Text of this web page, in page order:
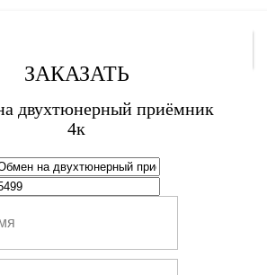
ЗАКАЗАТЬ
двухтюнерный приёмник
4к